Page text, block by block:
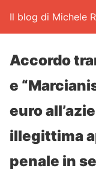
Il blog di Michele
Accordo
e
euro
illegittima
penale in